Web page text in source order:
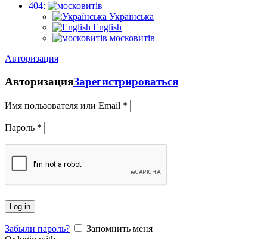
404:
Українська
English
московитів
Авторизация
АвторизацияЗарегистрироваться
Имя пользователя или Email *
Пароль *
Log in
Забыли пароль?
Запомнить меня